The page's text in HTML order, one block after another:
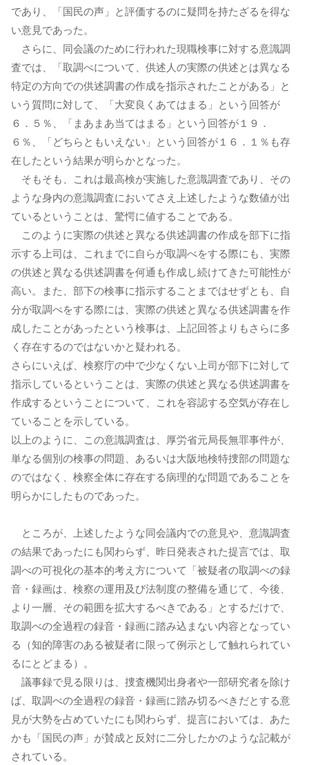
であり、「国民の声」と評価するのに疑問を持たざるを得な
い意見であった。
さらに、同会議のために行われた現職検事に対する意識調
査では、「取調べについて、供述人の実際の供述とは異なる
特定の方向での供述調書の作成を指示されたことがある」と
いう質問に対して、「大変良くあてはまる」という回答が
６．５％、「まあまあ当てはまる」という回答が１９．
６％、「どちらともいえない」という回答が１６．１％も存
在したという結果が明らかとなった。
そもそも、これは最高検が実施した意識調査であり、その
ような身内の意識調査においてさえ上述したような数値が出
ているということは、驚愕に値することである。
このように実際の供述と異なる供述調書の作成を部下に指
示する上司は、これまでに自らが取調べをする際にも、実際
の供述と異なる供述調書を何通も作成し続けてきた可能性が
高い。また、部下の検事に指示することまではせずとも、自
分が取調べをする際には、実際の供述と異なる供述調書を作
成したことがあったという検事は、上記回答よりもさらに多
く存在するのではないかと疑われる。
さらにいえば、検察庁の中で少なくない上司が部下に対して
指示しているということは、実際の供述と異なる供述調書を
作成するということについて、これを容認する空気が存在し
ていることを示している。
以上のように、この意識調査は、厚労省元局長無罪事件が、
単なる個別の検事の問題、あるいは大阪地検特捜部の問題な
のではなく、検察全体に存在する病理的な問題であることを
明らかにしたものであった。
ところが、上述したような同会議内での意見や、意識調査
の結果であったにも関わらず、昨日発表された提言では、取
調べの可視化の基本的考え方について「被疑者の取調べの録
音・録画は、検察の運用及び法制度の整備を通じて、今後、
より一層、その範囲を拡大するべきである」とするだけで、
取調べの全過程の録音・録画に踏み込まない内容となってい
る（知的障害のある被疑者に限って例示として触れられてい
るにとどまる）。
議事録で見る限りは、捜査機関出身者や一部研究者を除け
ば、取調べの全過程の録音・録画に踏み切るべきだとする意
見が大勢を占めていたにも関わらず、提言においては、あた
かも「国民の声」が賛成と反対に二分したかのような記載が
されている。